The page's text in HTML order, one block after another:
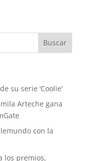
su serie ‘Coolie’
Arteche gana
con la
los premios,